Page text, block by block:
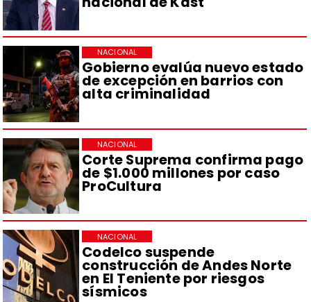
Gobierno evalúa nuevo estado
de excepción en barrios con
alta criminalidad
NACIONAL
Corte Suprema confirma pago
de $1.000 millones por caso
ProCultura
NACIONAL
Codelco suspende
construcción de Andes Norte
en El Teniente por riesgos
sísmicos
NACIONAL